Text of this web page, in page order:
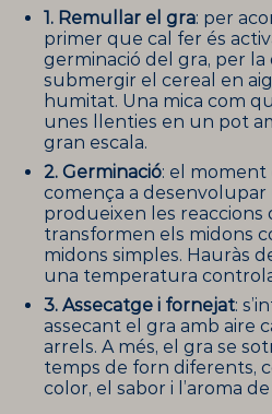
1. Remullar el gra: per
primer que cal fer és
germinació del gra, per la
submergir el cereal en
humitat. Una mica com
unes llenties en un pot
gran escala.
2. Germinació: el moment
comença a
produeixen les
transformen els midons
midons simples. Hauràs
una temperatura
3. Assecatge i fornejat:
assecant el gra amb aire
arrels. A més, el gra se
temps de forn diferents,
color, el sabor i l’aroma